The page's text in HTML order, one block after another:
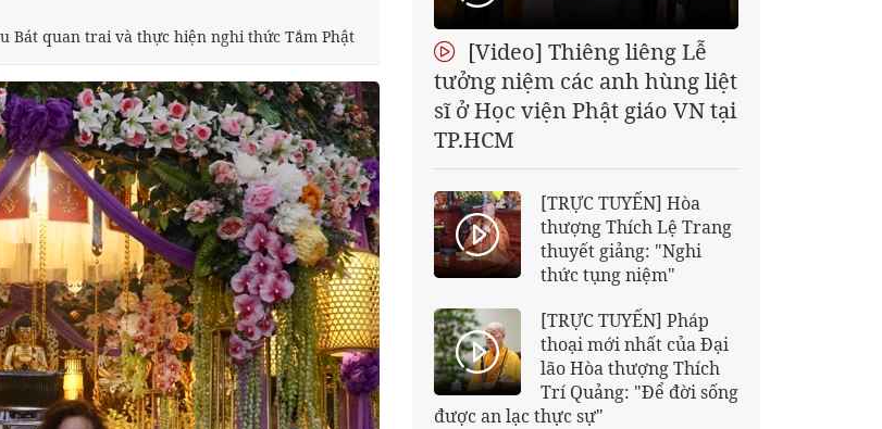
Bát quan trai và thực hiện nghi thức Tắm Phật
[Video] Thiêng liêng Lễ
tưởng niệm các anh hùng liệt
sĩ ở Học viện Phật giáo VN tại
TP.HCM
[TRỰC TUYẾN] Hòa
thượng Thích Lệ Trang
thuyết giảng: "Nghi
thức tụng niệm"
[TRỰC TUYẾN] Pháp
thoại mới nhất của Đại
lão Hòa thượng Thích
Trí Quảng: "Để đời sống
được an lạc thực sự"